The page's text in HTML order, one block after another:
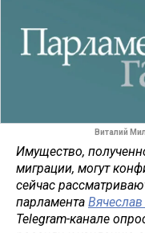
Виталий
Имущество,
миграции, могут
сейчас
парламента
Telegram-канале